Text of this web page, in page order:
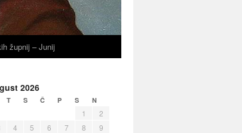
župnij – Junij
2026
T S Č P S N
1
2
4 5 6 7 8
9